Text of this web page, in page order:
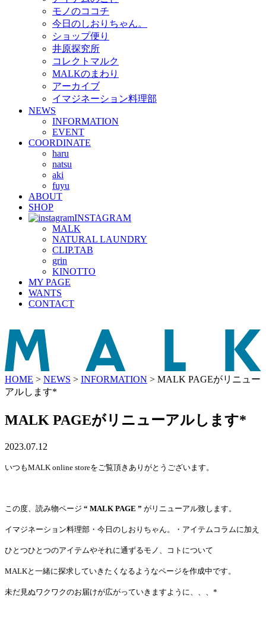
モノのココチ
今日のしおりちゃん。
ショップ便り
井原探究所
コレクトマルク
MALKのまわり
アーカイブ
イマジネーション料理部
NEWS
INFORMATION
EVENT
COORDINATE
haru
natsu
aki
fuyu
ABOUT
SHOP
INSTAGRAM
MALK
NATURAL LAUNDRY
CLIP.TAB
grin
KINOTTO
MY PAGE
WANTS
CONTACT
HOME > NEWS > INFORMATION > MALK PAGEがリニュー
アルします*
MALK PAGEがリニューアルします*
2023.07.12
いつもMALK online storeをご覧頂きありがとうございます。
この度、読み物ページ “ MALK PAGE ” がリニューアル致します。
イマジネーション料理部・今日のしおりちゃん。・アイテムコラムに加え
ひとつひとつのアイテムやそれに通ずるモノ、コトについて
MALKと一緒に探求していきたくなるようなページを作成中です。
未だ見ぬワクワクのお届けが広がっていきますように、、、*